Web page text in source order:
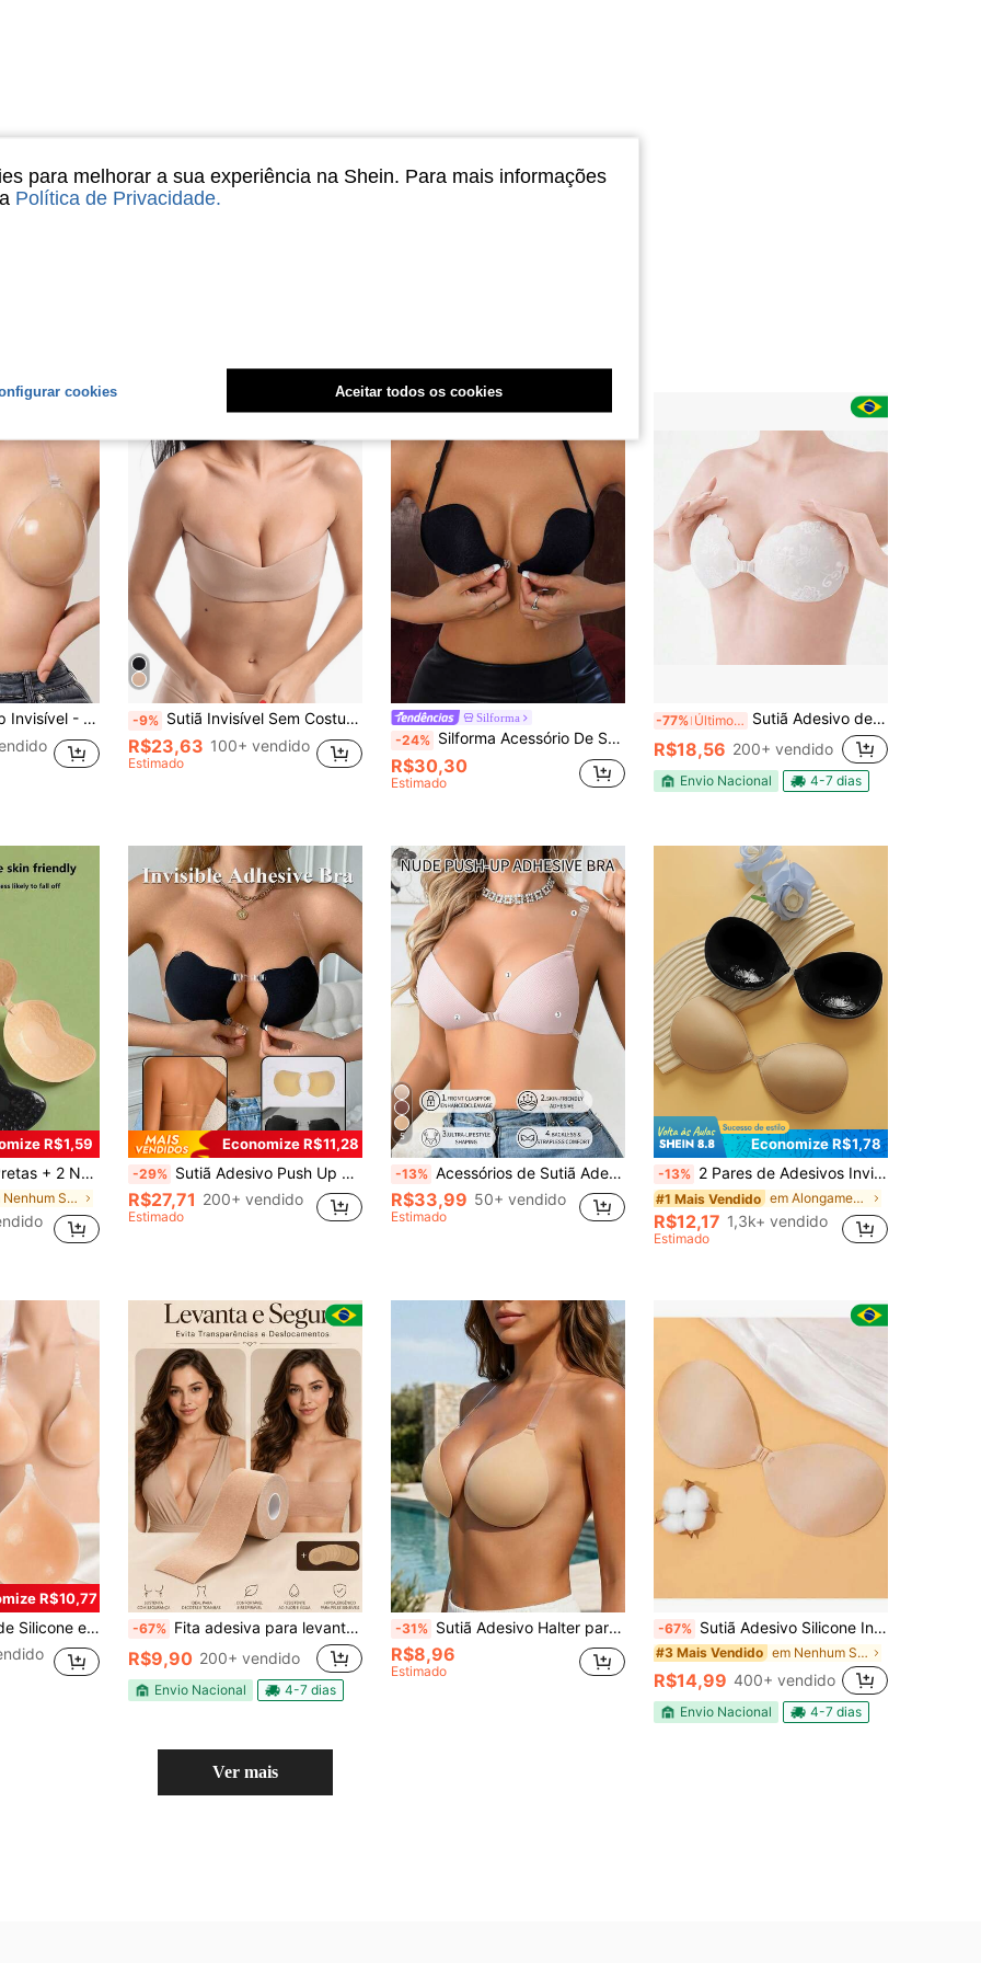
de Noiva, Recomendado Comprar um Tamanho Maior do que o Usual, Festa -9% Sutiã Invisível Sem Costura, Feito de Biosilicone, Fita Lateral Invisível Respirável para Decote, Estilo Fino para o Verão
R$23,63 100+ vendido
Estimado
Silforma
-24% Silforma Acessório De Sutiã Adesivo Com Fechamento Dianteiro Aberto E Gola Halter Para Mulheres
R$30,30
Estimado
-77% Últimos 3 dias Sutiã Adesivo de Renda Fino Invisível Push Up Natural Não Marca Decote Perfeito
R$18,56 200+ vendido
Envio Nacional 4-7 dias
R$1,59
Adequado para Casamento, Vestido com Ombros à Mostra, Festa de Dama de Honra, Convidado de Casamento
em Nenhum Sutiã adesivo feminino
Economize R$11,28
-29% Sutiã Adesivo Push Up com Fechamento Duplo Frontal, Sutiã Invisível Sem Costura Sem Alças Sem Costas, Sutiã de Silicone Reutilizável e Respirável para Vestido de Noiva
R$27,71 200+ vendido
Estimado
5
-13% Acessórios de Sutiã Adesivo de Fechamento Frontal para Mulheres, Sutiã Adesivo, Sutiã Sem Alça, Sutiã Sem Alça, Lingerie para Mulheres, Sutiã Sem Costas, Sutiã Adesivo Push Up, Sutiã Adesivo Push Up para Verão, Casamento, Praia, Festival
R$33,99 50+ vendido
Estimado
Economize R$1,78
-13% 2 Pares de Adesivos Invisíveis de Sutiã Autoadesivo de Bio-Cola para Mulheres Reunir e Aumentar Seios Pequenos para Deixá-los Maiores, Adesivos de Mamilo Reforçados para Vestido de Casamento Roupa Íntima Invisível
#1 Mais Vendido em Alongamento médio Sutiã adesivo feminino
R$12,17 1,3k+ vendido
Estimado
R$10,77
Empurrando para Cima e Realçando o Decote, Projetada para Vestidos Sem Alça, Vestido de Noite -67% Fita adesiva para levantar os seios, sutiã invisível push-up, lingerie sem costas para vestidos justos.
R$9,90 200+ vendido
Envio Nacional 4-7 dias
-31% Sutiã Adesivo Halter para Mulheres | Almofadas de Seio Invisíveis Push-Up Antiderrapantes | Lingerie Transparente com Alça de Ombro e Costas Abertas | Damasco Sem Costura Confortável Reutilizável - Recomendado Comprar um Tamanho Acima
R$8,96
Estimado
-67% Sutiã Adesivo Silicone Invisível UnBra Aumenta E Levanta Seios Bege
#3 Mais Vendido em Nenhum Sutiã adesivo feminino
R$14,99 400+ vendido
Envio Nacional 4-7 dias
Ver mais
para melhorar a sua experiência na Shein. Para mais informações
Política de Privacidade.
cookies Aceitar todos os cookies